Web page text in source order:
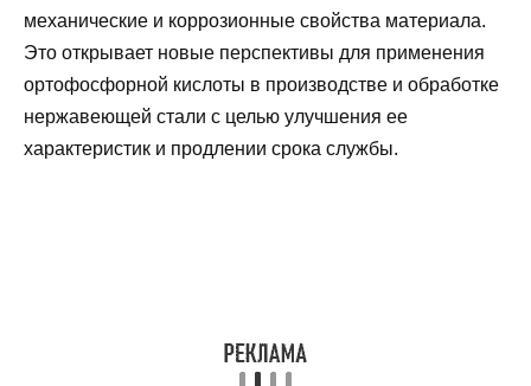
механические и коррозионные свойства материала.
Это открывает новые перспективы для применения
ортофосфорной кислоты в производстве и обработке
нержавеющей стали с целью улучшения ее
характеристик и продлении срока службы.